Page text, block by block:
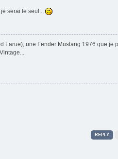
je serai le seul...
Larue), une Fender Mustang 1976 que je
REPLY